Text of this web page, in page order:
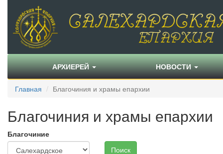
АРХИЕРЕЙ НОВОСТИ
Главная Благочиния и храмы епархии
Благочиния и храмы епархии
Благочиние
Поиск